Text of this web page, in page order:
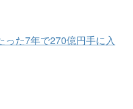
った7年で270億円手に入